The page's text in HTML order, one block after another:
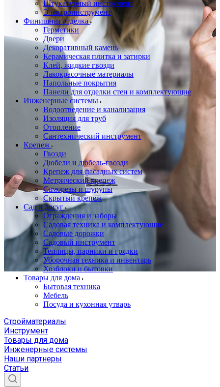
Штукатурный инструмент
Электроинструмент
Финишная отделка
Герметики
Двери
Декоративный камень
Керамическая плитка и затирки
Клей, жидкие гвозди
Лакокрасочные материалы
Напольные покрытия
Панели для отделки стен и комплектующие
Инженерные системы
Водоотведение и канализация
Изоляция для труб
Отопление
Сантехнический инструмент
Крепеж
Гвозди
Дюбели и дюбель-гвозди
Крепеж для фасадных систем
Метрический крепеж
Саморезы и шурупы
Скрытый крепеж
Сад и досуг
Ограждения и заборы
Садовая техника и комплектующие
Садовые дорожки
Садовый инструмент
Теплицы, парники и грядки
Уборочная техника и инвентарь
Хозблоки и бытовки
Товары для дома
Бытовая техника
Мебель
Посуда и кухонная утварь
Стройматериалы
Инструмент
Товары для дома
Инженерные системы
Наши партнеры
Статьи